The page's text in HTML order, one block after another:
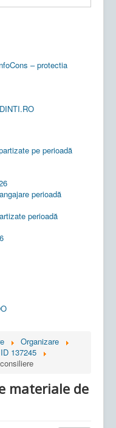
– protectia
pe perioadă
perioadă
perioadă
Organizare
137245
materiale de